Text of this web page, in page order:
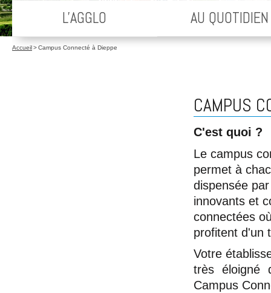
Accueil>Campus Connecté à Dieppe
L'AGGLO AU QUOTIDIEN
CAMPUS
C'est quoi ?
Le campus
permet à
dispensée
innovants et
connectées
profitent d'un
Votre
très éloigné
Campus